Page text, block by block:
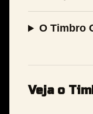
O Timbro
Veja o